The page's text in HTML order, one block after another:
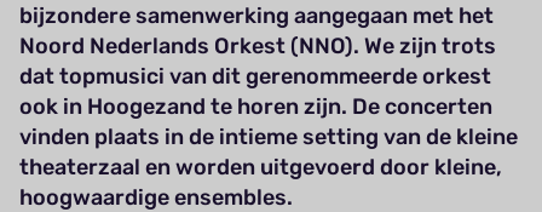
bijzondere samenwerking aangegaan met het
Noord Nederlands Orkest (NNO). We zijn trots
dat topmusici van dit gerenommeerde orkest
ook in Hoogezand te horen zijn. De concerten
vinden plaats in de intieme setting van de kleine
theaterzaal en worden uitgevoerd door kleine,
hoogwaardige ensembles.